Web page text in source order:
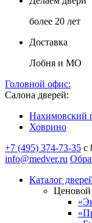
более 20 лет
Доставка
Лобня и МО
Головной офис:
Салона дверей:
Нахимовский
Ховрино
+7 (495) 374-73-35 с
info@medver.ru
Каталог
Ценовой